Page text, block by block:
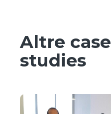
Altre case
studies